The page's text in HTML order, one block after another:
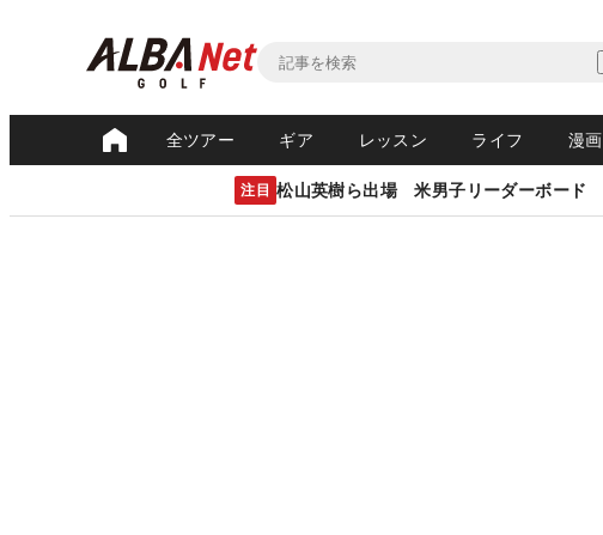
全ツアー ギア レッスン ライフ 漫画
注目 松山英樹ら出場 米男子リーダーボード